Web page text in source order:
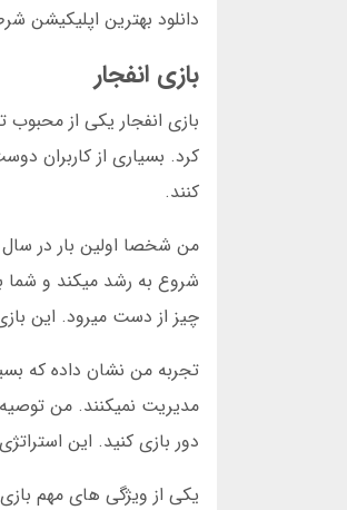
دانلود بهترین اپلیکیشن
بازی انفجار
کرد. بسیاری از کاربران
کنند.
شروع به رشد میکند و شما
چیز از دست میرود. این
تجربه من نشان داده که
دور بازی کنید. این
یکی از ویژگی های مهم